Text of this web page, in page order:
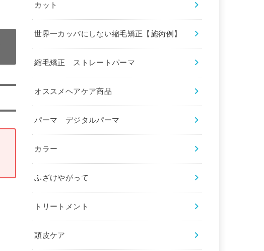
カット
世界一カッパにしない縮毛矯正【施術例】
縮毛矯正 ストレートパーマ
オススメヘアケア商品
パーマ デジタルパーマ
カラー
ふざけやがって
トリートメント
頭皮ケア